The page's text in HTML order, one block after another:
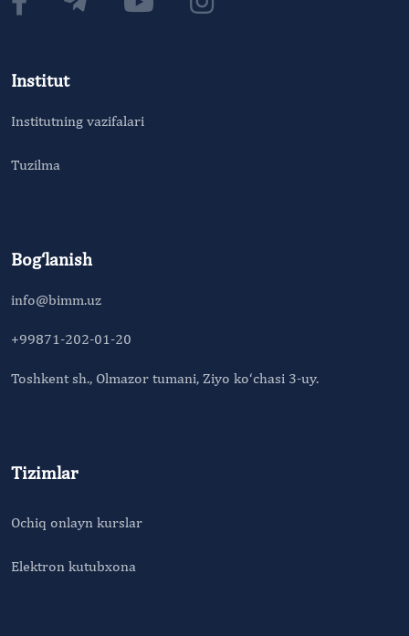
Institut
Institutning vazifalari
Tuzilma
Bog‘lanish
info@bimm.uz
+99871-202-01-20
Toshkent sh., Olmazor tumani, Ziyo ko‘chasi 3-uy.
Tizimlar
Ochiq onlayn kurslar
Elektron kutubxona